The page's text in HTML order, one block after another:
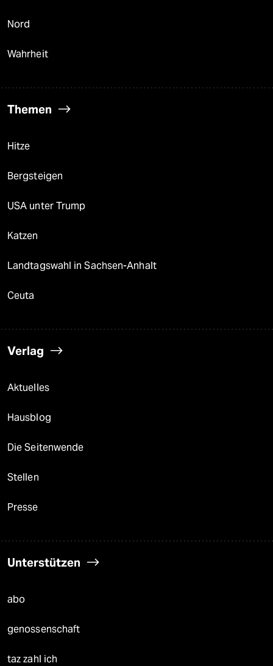
Nord
Wahrheit
Themen
Hitze
Bergsteigen
USA unter Trump
Katzen
Landtagswahl in Sachsen-Anhalt
Ceuta
Verlag
Aktuelles
Hausblog
Die Seitenwende
Stellen
Presse
Unterstützen
abo
genossenschaft
taz zahl ich